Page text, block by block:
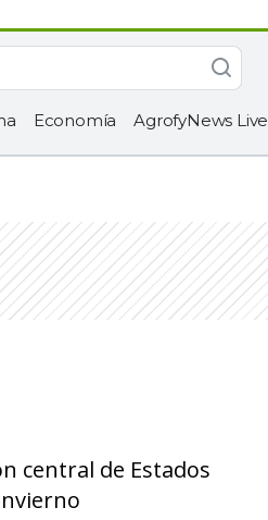
Economía AgrofyNews Live
central de Estados